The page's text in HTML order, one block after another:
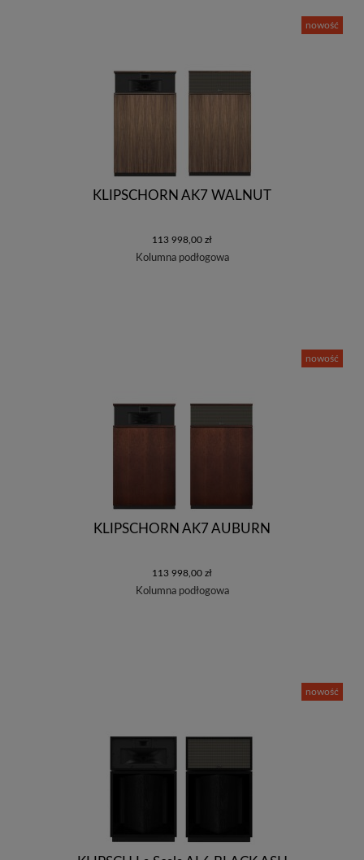
KLIPSCHORN AK7 WALNUT
113 998,00 zł
Kolumna podłogowa
nowość
KLIPSCHORN AK7 AUBURN
113 998,00 zł
Kolumna podłogowa
nowość
nowość